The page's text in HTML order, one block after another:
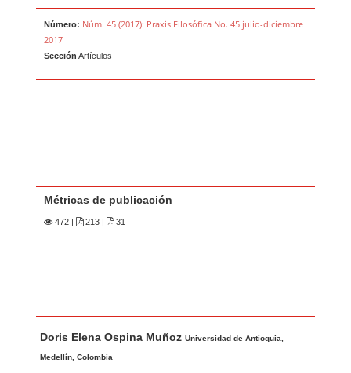
Número: Núm. 45 (2017): Praxis Filosófica No. 45 julio-diciembre
2017
Sección Artículos
Métricas de publicación
472 | 213 | 31
u
t
Doris Elena Ospina MuñozUniversidad de Antioquia,
Medellín, Colombia